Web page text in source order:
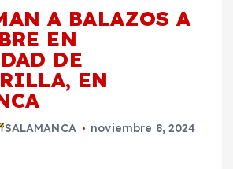
A BALAZOS A
EN
DE
EN
SALAMANCA noviembre 8, 2024